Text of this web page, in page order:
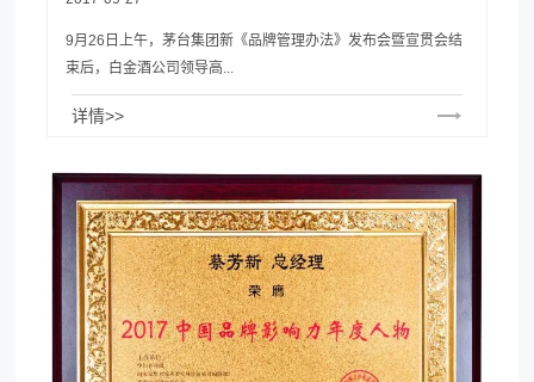
9月26日上午，茅台集团新《品牌管理办法》发布会暨宣贯会结
束后，白金酒公司领导高...
详情>>